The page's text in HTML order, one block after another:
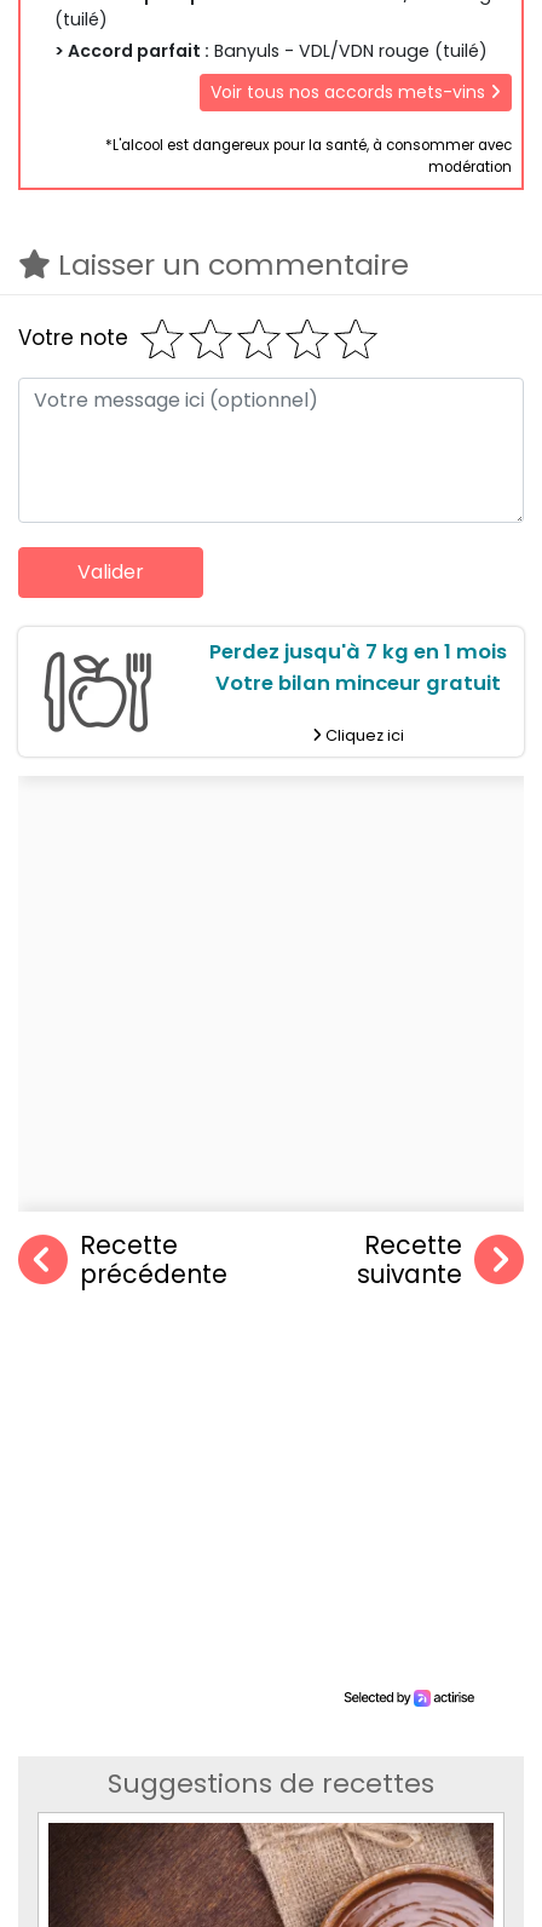
(tuilé)
> Accord parfait : Banyuls - VDL/VDN rouge (tuilé)
Voir tous nos accords mets-vins
*L'alcool est dangereux pour la santé, à consommer avec
modération
Laisser un commentaire
Votre note
Perdez jusqu'à 7 kg en 1 mois
Votre bilan minceur gratuit
Cliquez ici
Recette
précédente
Recette
suivante
Suggestions de recettes